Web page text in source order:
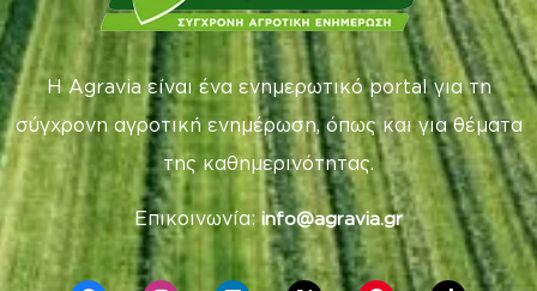
Η Agravia είναι ένα ενημερωτικό portal για τη
σύγχρονη αγροτική ενημέρωση, όπως και για θέματα
της καθημερινότητας.
Επικοινωνία: info@agravia.gr